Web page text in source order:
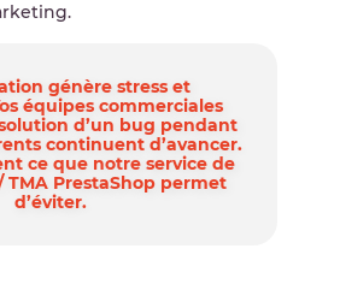
génère stress et
équipes commerciales
d’un bug pendant
continuent d’avancer.
ce que notre service de
TMA PrestaShop permet
d’éviter.